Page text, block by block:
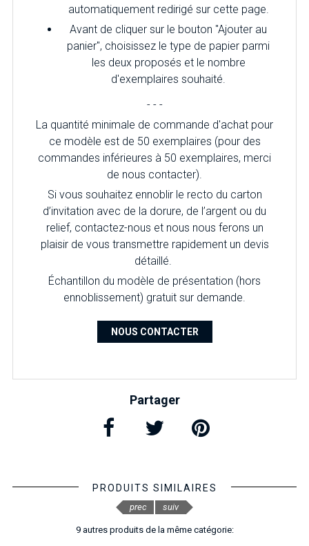
automatiquement redirigé sur cette page.
Avant de cliquer sur le bouton "Ajouter au
panier", choisissez le type de papier parmi
les deux proposés et le nombre
d'exemplaires souhaité.
- - -
La quantité minimale de commande d'achat pour
ce modèle est de 50 exemplaires (pour des
commandes inférieures à 50 exemplaires, merci
de nous contacter).
Si vous souhaitez ennoblir le recto du carton
d’invitation avec de la dorure, de l’argent ou du
relief, contactez-nous et nous nous ferons un
plaisir de vous transmettre rapidement un devis
détaillé.
Échantillon du modèle de présentation (hors
ennoblissement) gratuit sur demande.
NOUS CONTACTER
Partager
PRODUITS SIMILAIRES
9 autres produits de la même catégorie:
prec suiv